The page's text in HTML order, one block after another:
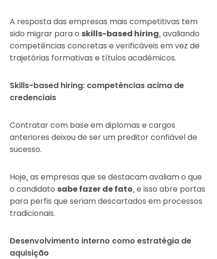
A resposta das empresas mais competitivas tem
sido migrar para o skills-based hiring, avaliando
competências concretas e verificáveis em vez de
trajetórias formativas e títulos acadêmicos.
Skills-based hiring: competências acima de
credenciais
Contratar com base em diplomas e cargos
anteriores deixou de ser um preditor confiável de
sucesso.
Hoje, as empresas que se destacam avaliam o que
o candidato sabe fazer de fato, e isso abre portas
para perfis que seriam descartados em processos
tradicionais.
Desenvolvimento interno como estratégia de
aquisição